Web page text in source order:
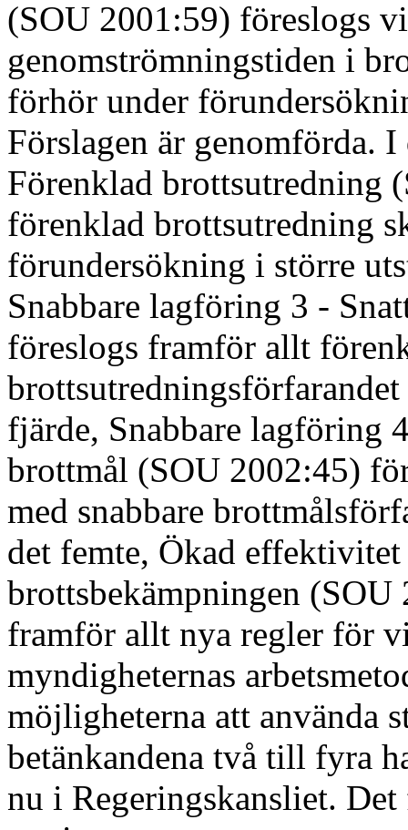
(SOU 2001:59) föreslogs
genomströmningstiden i
förhör under
Förslagen är genomförda.
Förenklad brottsutredning
förenklad brottsutredning
förundersökning i större
Snabbare lagföring 3 -
föreslogs framför allt
fjärde, Snabbare lagföring
brottmål (SOU 2002:45)
med snabbare
det femte, Ökad
brottsbekämpningen
framför allt nya regler för
myndigheternas
möjligheterna att använda
betänkandena två till fyra
nu i Regeringskansliet. Det